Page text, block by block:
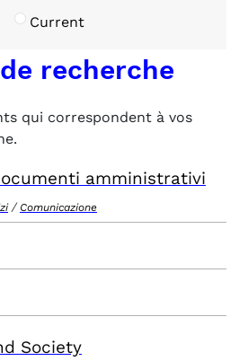
Current
recherche
qui correspondent à vos
amministrativi
/ Comunicazione
Society